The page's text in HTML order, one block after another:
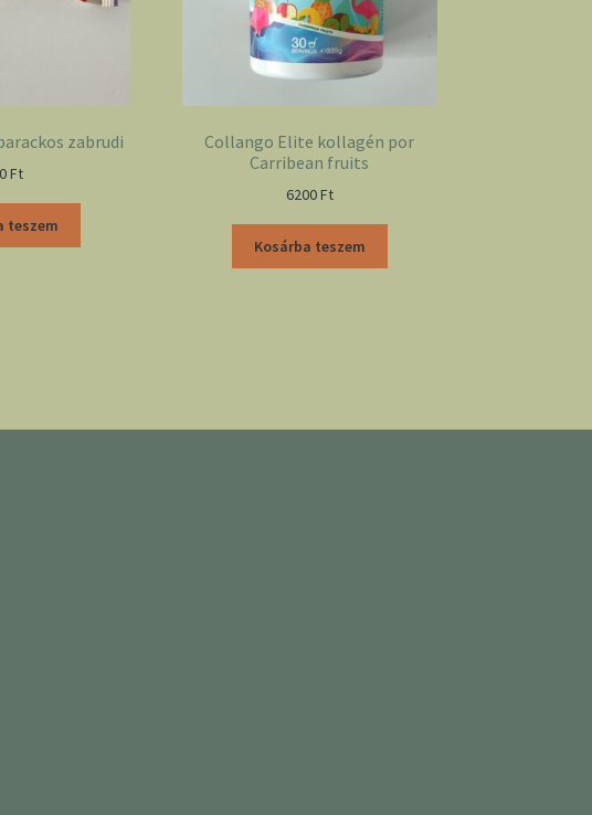
zabrudi
Ft
teszem
Collango Elite kollagén por
Carribean fruits
6200Ft
Kosárba teszem